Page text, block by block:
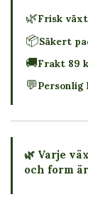
🌿Frisk
📦Säkert
🚚Frakt 89
💬Personlig
🌿 Varje
och form